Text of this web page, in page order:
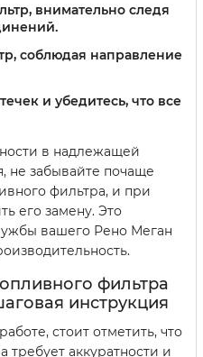
внимательно следя
соблюдая направление
и убедитесь, что все
в надлежащей
не забывайте почаще
фильтра, и при
его замену. Это
вашего Рено Меган
фильтра
инструкция
стоит отметить, что
требует аккуратности и